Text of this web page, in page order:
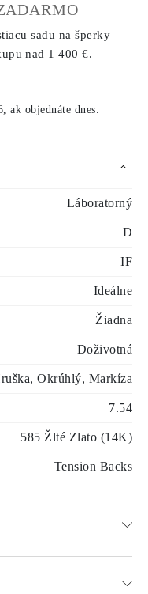
sadu na šperky
nad 1 400 €.
, ak objednáte dnes.
Láboratorný
D
IF
Ideálne
Žiadna
Doživotná
Okrúhlý, Markíza
7.54
585 Žlté Zlato (14K)
Tension Backs